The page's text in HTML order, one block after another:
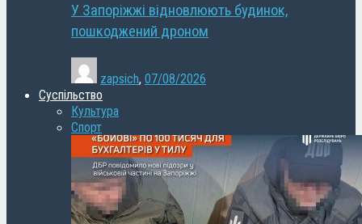
У Запоріжжі відновлюють будинок,
пошкоджений дроном
zapsich, 07/08/2026
Суспільство
Культура
Спорт